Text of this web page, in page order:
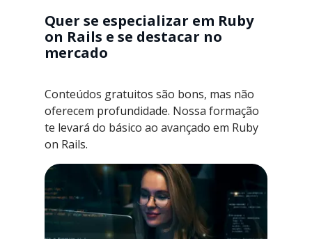
Quer se especializar em Ruby
on Rails e se destacar no
mercado
Conteúdos gratuitos são bons, mas não
oferecem profundidade. Nossa formação
te levará do básico ao avançado em Ruby
on Rails.